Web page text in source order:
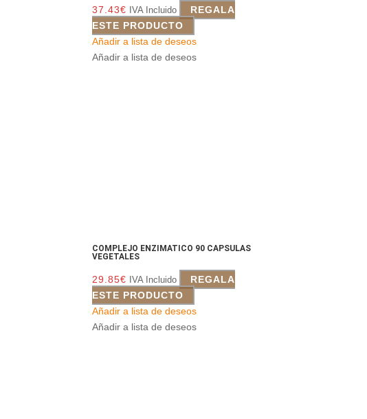
37.43€ IVA Incluido
REGALA
ESTE PRODUCTO
Añadir a lista de deseos
Añadir a lista de deseos
COMPLEJO ENZIMATICO 90 CAPSULAS
VEGETALES
29.85€ IVA Incluido
REGALA
ESTE PRODUCTO
Añadir a lista de deseos
Añadir a lista de deseos